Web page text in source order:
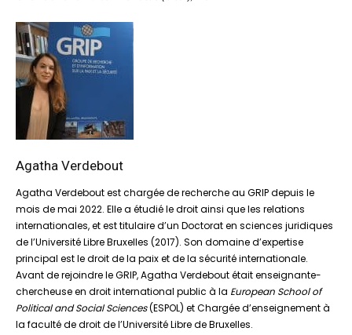
Agatha Verdebout
Agatha Verdebout est chargée de recherche au GRIP depuis le
mois de mai 2022. Elle a étudié le droit ainsi que les relations
internationales, et est titulaire d’un Doctorat en sciences juridiques
de l’Université Libre Bruxelles (2017). Son domaine d’expertise
principal est le droit de la paix et de la sécurité internationale.
Avant de rejoindre le GRIP, Agatha Verdebout était enseignante-
chercheuse en droit international public à la European School of
Political and Social Sciences(ESPOL) et Chargée d’enseignement à
la faculté de droit de l’Université Libre de Bruxelles.